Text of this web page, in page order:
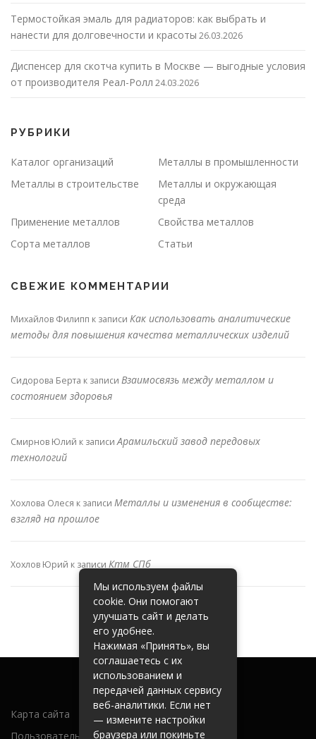
Термостойкая эмаль для радиаторов: как выбрать и
нанести для долговечности и красоты 26.03.2026
Диспенсер для скотча купить в Москве — выгодные условия
от производителя Реал-Ролл 24.03.2026
РУБРИКИ
Каталог организаций
Металлы в промышленности
Металлы в строительстве
Металлы и окружающая
среда
Применение металлов
Свойства металлов
Сорта металлов
Статьи
СВЕЖИЕ КОММЕНТАРИИ
Михайлов Филипп к записи Как использовать аналитические
методы для повышения качества металлических изделий
Сидорова Берта к записи Взаимосвязь между металлом и
состоянием здоровья
Смирнов Юлий к записиАрамильский завод передовых
технологий
Хохлова Олеся к записи Металлы и изменения в сообществе:
взгляд на прошлое
Хохлов Юрий к записи Ктм СПб
Карта сайта
Пользовательское соглашение
Мы используем файлы
cookie. Они помогают
улучшать сайт и делать
его удобнее.
Нажимая «Принять», вы
соглашаетесь с их
использованием и
передачей данных сервису
веб-аналитики. Если нет
— измените настройки
браузера или покиньте